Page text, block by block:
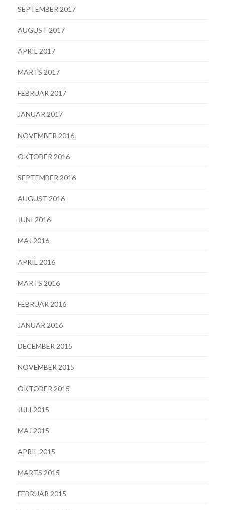
SEPTEMBER 2017
AUGUST 2017
APRIL 2017
MARTS 2017
FEBRUAR 2017
JANUAR 2017
NOVEMBER 2016
OKTOBER 2016
SEPTEMBER 2016
AUGUST 2016
JUNI 2016
MAJ 2016
APRIL 2016
MARTS 2016
FEBRUAR 2016
JANUAR 2016
DECEMBER 2015
NOVEMBER 2015
OKTOBER 2015
JULI 2015
MAJ 2015
APRIL 2015
MARTS 2015
FEBRUAR 2015